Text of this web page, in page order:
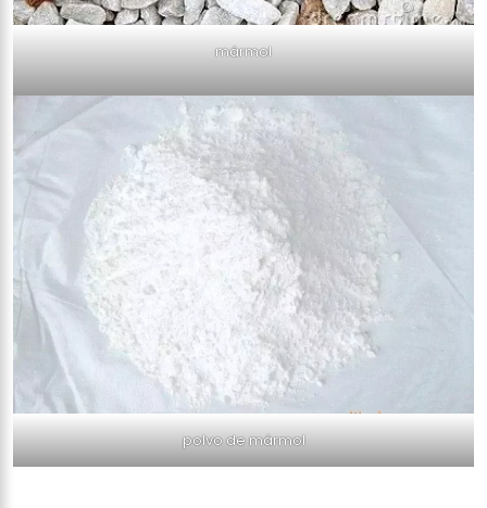
mármol
polvo de mármol